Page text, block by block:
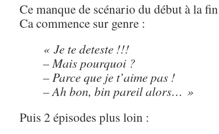
Ce manque de scénario du début à la
Ca commence sur genre :
« Je te deteste !!!
– Mais pourquoi ?
– Parce que je t’aime pas !
– Ah bon, bin pareil alors… »
Puis 2 épisodes plus loin :